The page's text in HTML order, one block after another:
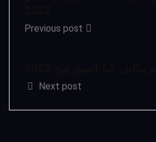
Previous post
Next post